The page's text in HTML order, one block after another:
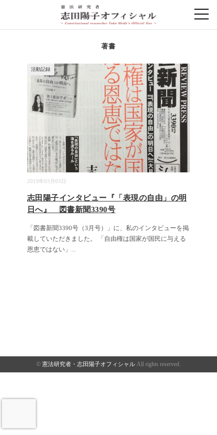
著書
2019年03月03日
活動記録
志田陽子インタビュー『「表現の自由」の明
日へ』 図書新聞3390号
「図書新聞3390号（3月号）」に、私のインタビューを掲
載していただきました。 「自由権は国家が国民に与える
恩恵ではない」 ...
© 憲法研究者・志田陽子オフィシャル All rights reserved.